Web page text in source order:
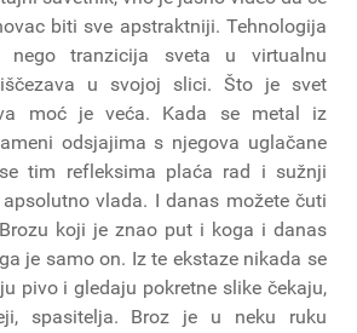
biti sve apstraktniji. Tehnologija
tranzicija sveta u virtualnu
u svojoj slici. Što je svet
moć je veća. Kada se metal iz
odsjajima s njegova uglačane
tim refleksima plaća rad i sužnji
vlada. I danas možete čuti
koji je znao put i koga i danas
je samo on. Iz te ekstaze nikada se
pivo i gledaju pokretne slike čekaju,
spasitelja. Broz je u neku ruku